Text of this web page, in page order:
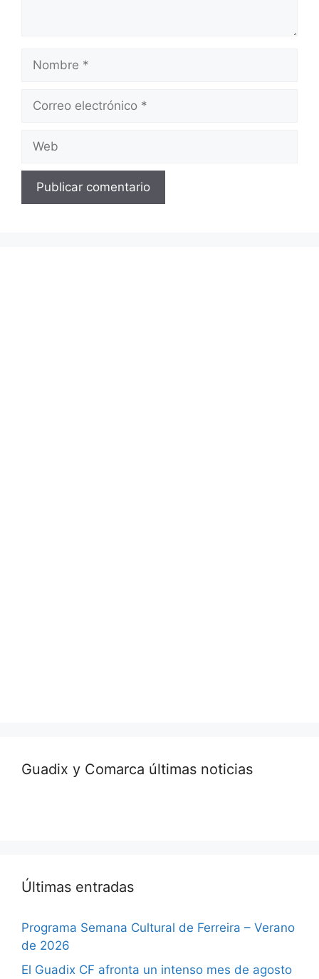
Nombre
Correo
Web
Guadix y Comarca últimas noticias
Últimas entradas
Programa Semana Cultural de Ferreira – Verano
de 2026
El Guadix CF afronta un intenso mes de agosto